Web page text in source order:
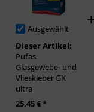
Ausgewählt
Dieser Artikel:
Pufas
Glasgewebe- und
Vlieskleber GK
ultra
25,45 € *